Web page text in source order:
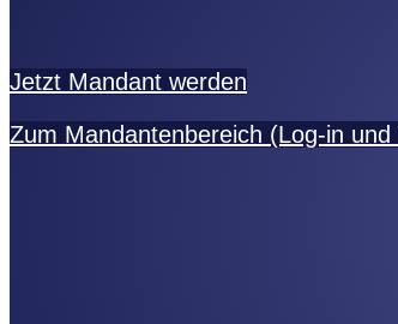
Jetzt Mandant werden
Zum Mandantenbereich (Log-in und